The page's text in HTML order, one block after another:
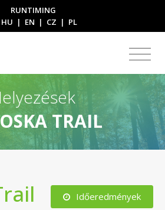
RUNTIMING
HU | EN | CZ | PL
TRAIL
Időeredmények